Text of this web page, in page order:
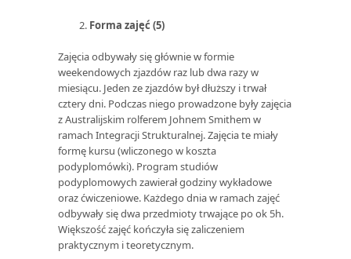
Forma zajęć (5)
Zajęcia odbywały się głównie w formie
weekendowych zjazdów raz lub dwa razy w
miesiącu. Jeden ze zjazdów był dłuższy i trwał
cztery dni. Podczas niego prowadzone były zajęcia
z Australijskim rolferem Johnem Smithem w
ramach Integracji Strukturalnej. Zajęcia te miały
formę kursu (wliczonego w koszta
podyplomówki). Program studiów
podyplomowych zawierał godziny wykładowe
oraz ćwiczeniowe. Każdego dnia w ramach zajęć
odbywały się dwa przedmioty trwające po ok 5h.
Większość zajęć kończyła się zaliczeniem
praktycznym i teoretycznym.